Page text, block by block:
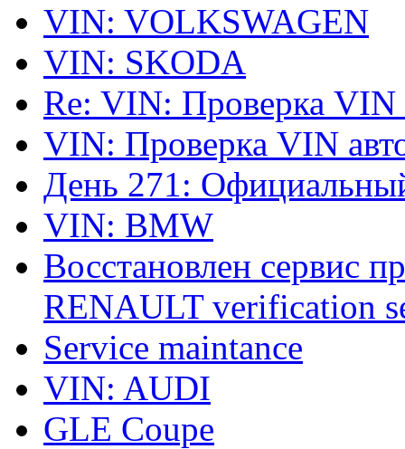
VIN: VOLKSWAGEN
VIN: SKODA
Re: VIN: Проверка VIN
VIN: Проверка VIN
День 271:
VIN: BMW
Восстановлен сервис
RENAULT verification
Service maintance
VIN: AUDI
GLE Coupe